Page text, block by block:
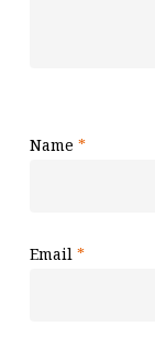
Name *
Email *